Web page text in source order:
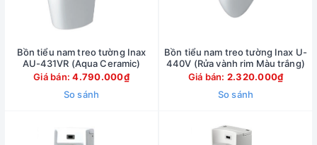
Bồn tiểu nam treo tường Inax
AU-431VR (Aqua Ceramic)
Giá bán:4.790.000₫
So sánh
Bồn tiểu nam treo tường Inax U-
440V (Rửa vành rim Màu trắng)
Giá bán: 2.320.000₫
So sánh